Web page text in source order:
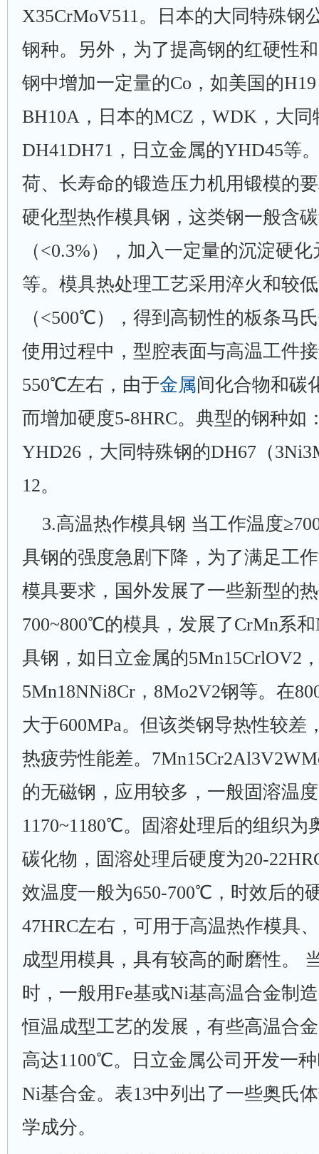
X35CrMoV511。日本的大同特殊钢
钢种。另外，为了提高钢的红硬性
钢中增加一定量的Co，如美国的
BH10A，日本的MCZ，WDK，大同
DH41DH71，日立金属的YHD45等
荷、长寿命的锻造压力机用锻模的
硬化型热作模具钢，这类钢一般含
（<0.3%），加入一定量的沉淀硬
等。模具热处理工艺采用淬火和较
（<500℃），得到高韧性的板条马
使用过程中，型腔表面与高温工件
550℃左右，由于金属间化合物和碳
而增加硬度5-8HRC。典型的钢种如
YHD26，大同特殊钢的DH67（
12。
3.高温热作模具钢 当工作温度
具钢的强度急剧下降，为了满足工
模具要求，国外发展了一些新型的
700~800℃的模具，发展了CrMn系
具钢，如日立金属的5Mn15CrlOV2
5Mn18NNi8Cr，8Mo2V2钢等。在
大于600MPa。但该类钢导热性较差
热疲劳性能差。
的无磁钢，应用较多，一般固溶温
1170~1180℃。固溶处理后的组织为
碳化物，固溶处理后硬度为20-
效温度一般为650-700℃，时效后的
47HRC左右，可用于高温热作模具
成型用模具，具有较高的耐磨性。
时，一般用Fe基或Ni基高温合金制
恒温成型工艺的发展，有些高温合
高达1100℃。日立金属公司开发一
Ni基合金。表13中列出了一些奥氏
学成分。